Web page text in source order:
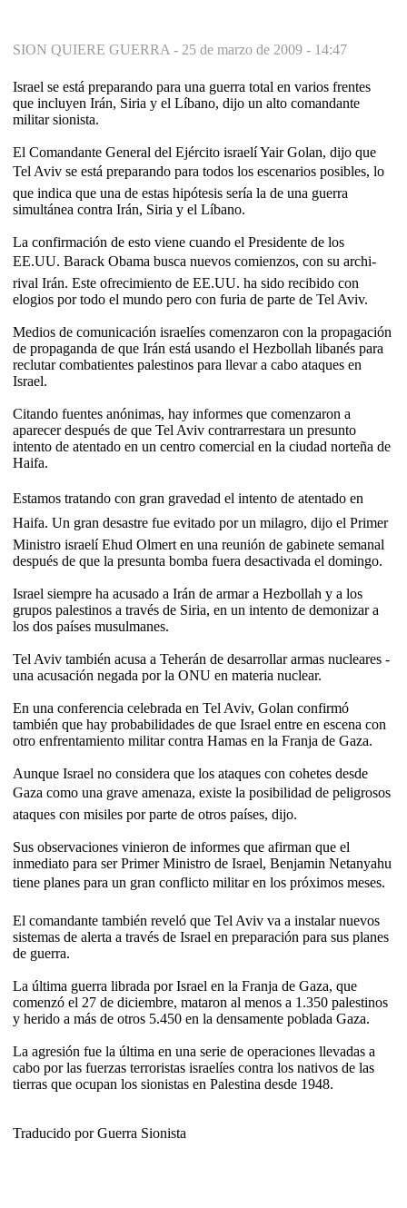
SION QUIERE GUERRA - 25 de marzo de 2009 - 14:47
Israel se está preparando para una guerra total en varios frentes
que incluyen Irán, Siria y el Líbano, dijo un alto comandante
militar sionista.
El Comandante General del Ejército israelí Yair Golan, dijo que
Tel Aviv se está preparando para todos los escenarios posibles, lo
que indica que una de estas hipótesis sería la de una guerra
simultánea contra Irán, Siria y el Líbano.
La confirmación de esto viene cuando el Presidente de los
EE.UU. Barack Obama busca nuevos comienzos, con su archi-
rival Irán. Este ofrecimiento de EE.UU. ha sido recibido con
elogios por todo el mundo pero con furia de parte de Tel Aviv.
Medios de comunicación israelíes comenzaron con la propagación
de propaganda de que Irán está usando el Hezbollah libanés para
reclutar combatientes palestinos para llevar a cabo ataques en
Israel.
Citando fuentes anónimas, hay informes que comenzaron a
aparecer después de que Tel Aviv contrarrestara un presunto
intento de atentado en un centro comercial en la ciudad norteña de
Haifa.
Estamos tratando con gran gravedad el intento de atentado en
Haifa. Un gran desastre fue evitado por un milagro, dijo el Primer
Ministro israelí Ehud Olmert en una reunión de gabinete semanal
después de que la presunta bomba fuera desactivada el domingo.
Israel siempre ha acusado a Irán de armar a Hezbollah y a los
grupos palestinos a través de Siria, en un intento de demonizar a
los dos países musulmanes.
Tel Aviv también acusa a Teherán de desarrollar armas nucleares -
una acusación negada por la ONU en materia nuclear.
En una conferencia celebrada en Tel Aviv, Golan confirmó
también que hay probabilidades de que Israel entre en escena con
otro enfrentamiento militar contra Hamas en la Franja de Gaza.
Aunque Israel no considera que los ataques con cohetes desde
Gaza como una grave amenaza, existe la posibilidad de peligrosos
ataques con misiles por parte de otros países, dijo.
Sus observaciones vinieron de informes que afirman que el
inmediato para ser Primer Ministro de Israel, Benjamin Netanyahu
tiene planes para un gran conflicto militar en los próximos meses.
El comandante también reveló que Tel Aviv va a instalar nuevos
sistemas de alerta a través de Israel en preparación para sus planes
de guerra.
La última guerra librada por Israel en la Franja de Gaza, que
comenzó el 27 de diciembre, mataron al menos a 1.350 palestinos
y herido a más de otros 5.450 en la densamente poblada Gaza.
La agresión fue la última en una serie de operaciones llevadas a
cabo por las fuerzas terroristas israelíes contra los nativos de las
tierras que ocupan los sionistas en Palestina desde 1948.
Traducido por Guerra Sionista